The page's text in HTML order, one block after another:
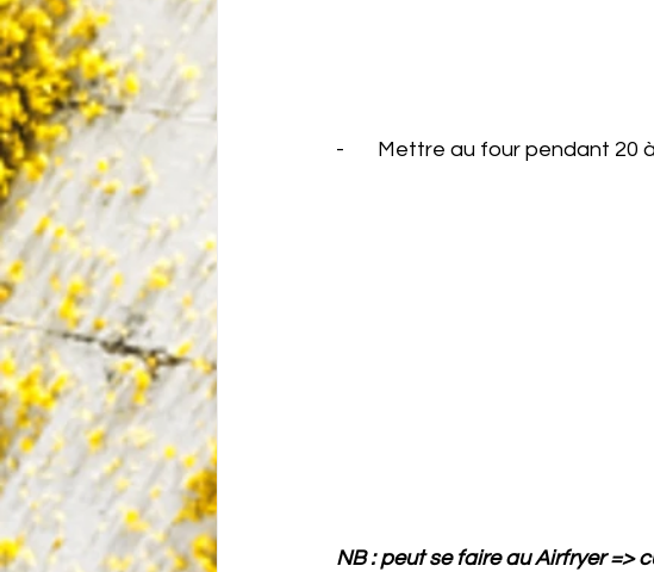
-       Mettre au four pendant
NB : peut se faire au Airfryer